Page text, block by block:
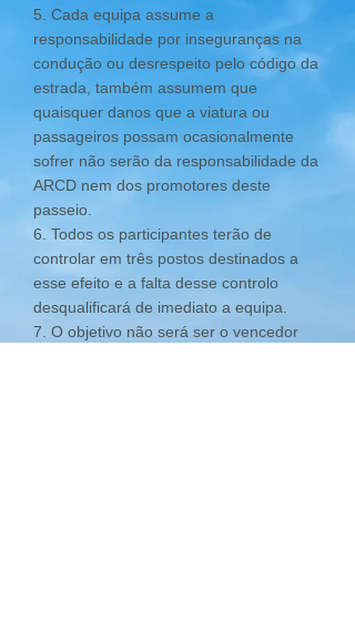
5. Cada equipa assume a
responsabilidade por inseguranças na
condução ou desrespeito pelo código da
estrada, também assumem que
quaisquer danos que a viatura ou
passageiros possam ocasionalmente
sofrer não serão da responsabilidade da
ARCD nem dos promotores deste
passeio.
6. Todos os participantes terão de
controlar em três postos destinados a
esse efeito e a falta desse controlo
desqualificará de imediato a equipa.
7. O objetivo não será ser o vencedor